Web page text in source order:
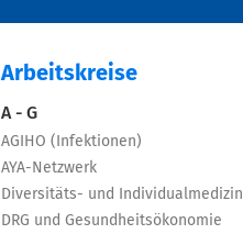
Arbeitskreise
A - G
AGIHO (Infektionen)
AYA-Netzwerk
Diversitäts- und Individualmedizin
DRG und Gesundheitsökonomie